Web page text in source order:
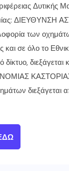
Δυτικής
ΔΙΕΥΘΥΝΣΗ
των
σε όλο το
διεξάγεται
διεξάγεται